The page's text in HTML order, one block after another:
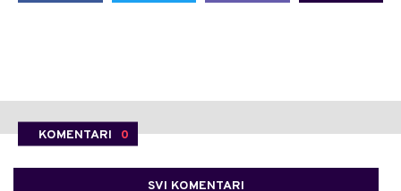
KOMENTARI 0
SVI KOMENTARI